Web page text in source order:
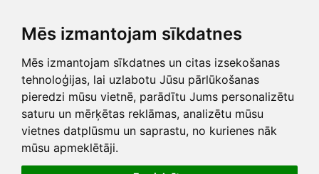
Mēs izmantojam sīkdatnes
Mēs izmantojam sīkdatnes un citas izsekošanas
tehnoloģijas, lai uzlabotu Jūsu pārlūkošanas
pieredzi mūsu vietnē, parādītu Jums personalizētu
saturu un mērķētas reklāmas, analizētu mūsu
vietnes datplūsmu un saprastu, no kurienes nāk
mūsu apmeklētāji.